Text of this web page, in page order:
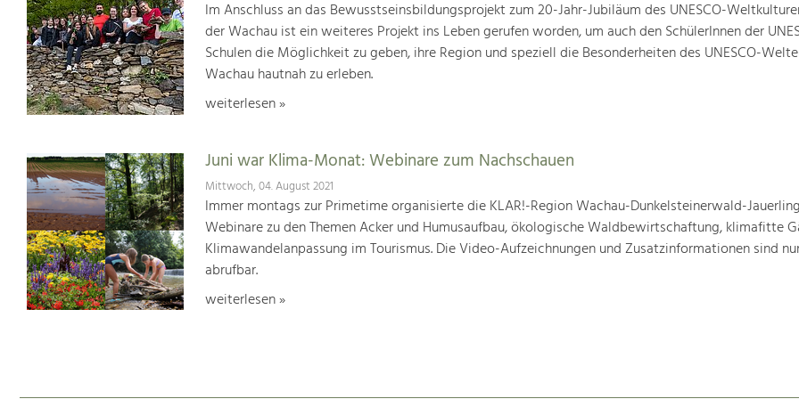
Im Anschluss an das Bewusstseinsbildungsprojekt zum 20-Jahr-Jubiläum des UNESCO-
der Wachau ist ein weiteres Projekt ins Leben gerufen worden, um auch den SchülerInnen der
Schulen die Möglichkeit zu geben, ihre Region und speziell die Besonderheiten des UNESCO-
Wachau hautnah zu erleben.
weiterlesen »
Juni war Klima-Monat: Webinare zum Nachschauen
Mittwoch, 04. August 2021
Immer montags zur Primetime organisierte die KLAR!-Region Wachau-Dunkelsteinerwald-
Webinare zu den Themen Acker und Humusaufbau, ökologische Waldbewirtschaftung, klimafitte
Klimawandelanpassung im Tourismus. Die Video-Aufzeichnungen und Zusatzinformationen sind
abrufbar.
weiterlesen »